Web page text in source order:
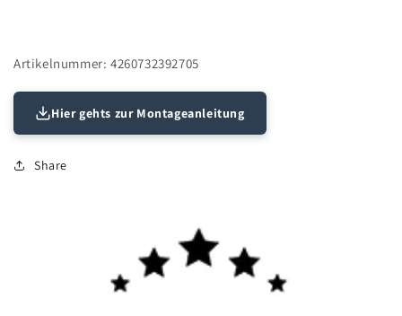
Artikelnummer: 4260732392705
Hier gehts zur Montageanleitung
Share